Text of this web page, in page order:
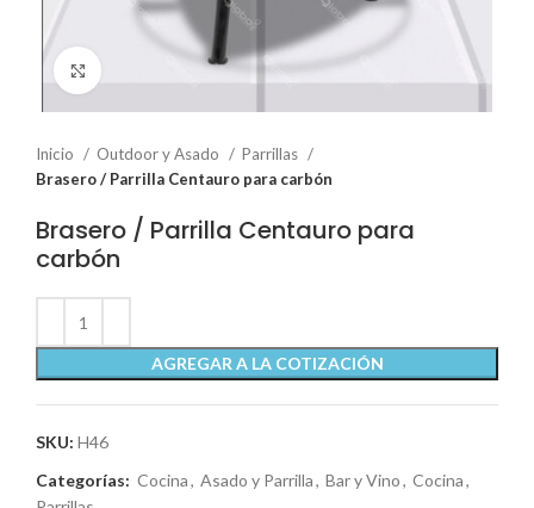
Click to enlarge
Inicio Outdoor y Asado
Parrillas
Brasero / Parrilla Centauro para carbón
Brasero / Parrilla Centauro para
carbón
AGREGAR A LA COTIZACIÓN
SKU: H46
Categorías: Cocina, Asado y Parrilla, Bar y Vino, Cocina,